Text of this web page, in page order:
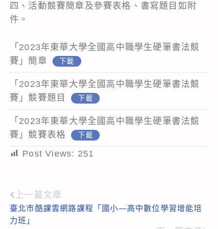
四、活動競賽簡章及參賽表格、書寫題目如附
件。
「2023年東華大學全國高中職學生硬筆書法競
賽」簡章
下載
「2023年東華大學全國高中職學生硬筆書法競
賽」競賽題目
下載
「2023年東華大學全國高中職學生硬筆書法競
賽」競賽表格
下載
Post Views: 251
Read
more
上一篇文章
臺北市酷課雲網路課程「國小—高中數位學習增能培
力班」